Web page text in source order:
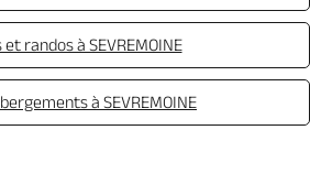
et randos à SEVREMOINE
à SEVREMOINE